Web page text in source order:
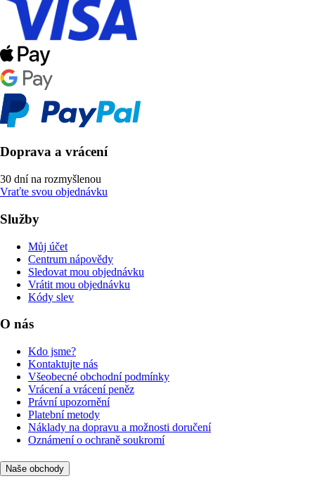
Doprava a vrácení
30 dní na rozmyšlenou
Vraťte svou objednávku
Služby
Můj účet
Centrum nápovědy
Sledovat mou objednávku
Vrátit mou objednávku
Kódy slev
O nás
Kdo jsme?
Kontaktujte nás
Všeobecné obchodní podmínky
Vrácení a vrácení peněz
Právní upozornění
Platební metody
Náklady na dopravu a možnosti doručení
Oznámení o ochraně soukromí
Naše obchody